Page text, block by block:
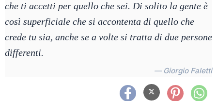
che ti accetti per quello che sei. Di solito la gente è
così superficiale che si accontenta di quello che
crede tu sia, anche se a volte si tratta di due persone
differenti.
— Giorgio Faletti